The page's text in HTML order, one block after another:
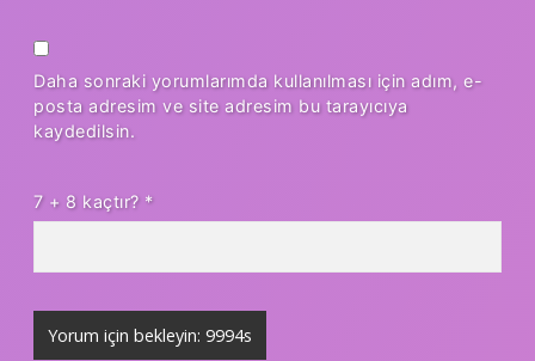
Daha sonraki yorumlarımda kullanılması için adım, e-
posta adresim ve site adresim bu tarayıcıya
kaydedilsin.
7 + 8 kaçtır? *